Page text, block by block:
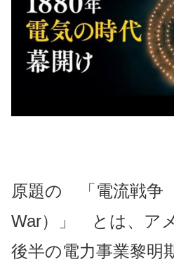
原題の 「電流戦争
War）」 とは、ア
後半の電力事業黎明